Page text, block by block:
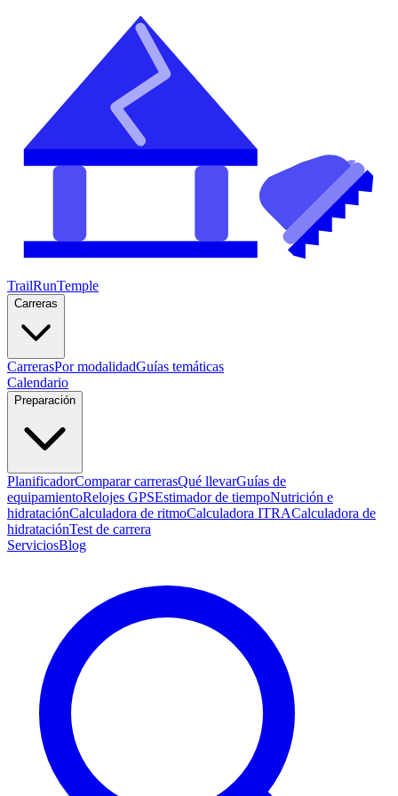
TrailRunTemple
Carreras
CarrerasPor modalidadGuías temáticas
Calendario
Preparación
PlanificadorComparar carrerasQué llevarGuías de
equipamientoRelojes GPSEstimador de tiempoNutrición e
hidrataciónCalculadora de ritmoCalculadora ITRACalculadora de
hidrataciónTest de carrera
ServiciosBlog